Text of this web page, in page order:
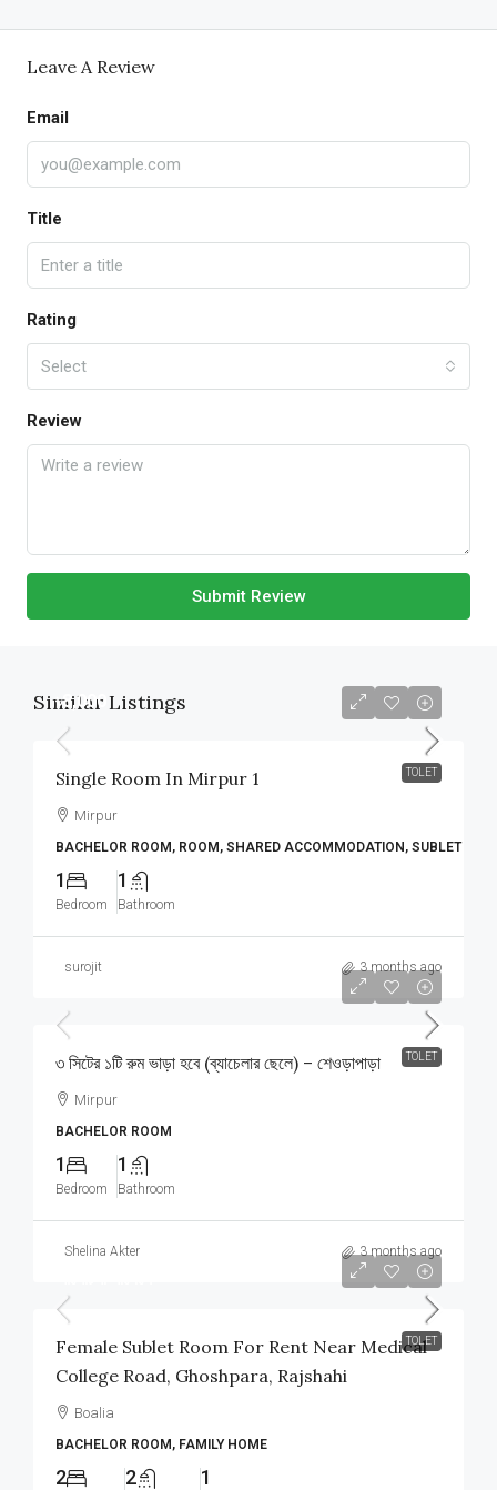
Leave A Review
Email
Title
Rating
Select
Review
Submit Review
Similar Listings
TOLET
৳8,000
Single Room In Mirpur 1
Mirpur
BACHELOR ROOM, ROOM, SHARED ACCOMMODATION, SUBLET
1
Bedroom
1
Bathroom
surojit 3 months ago
TOLET
৩ সিটের ১টি রুম ভাড়া হবে (ব্যাচেলার ছেলে) – শেওড়াপাড়া
Mirpur
BACHELOR ROOM
1
Bedroom
1
Bathroom
Shelina Akter 3 months ago
TOLET
Female Sublet Room For Rent Near Medical
College Road, Ghoshpara, Rajshahi
Boalia
BACHELOR ROOM, FAMILY HOME
2 2 1